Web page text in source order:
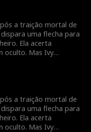
antes que seja
a traição mortal de
uma flecha para
Ela acerta
oculto. Mas Ivy
antes que seja
a traição mortal de
uma flecha para
Ela acerta
oculto. Mas Ivy